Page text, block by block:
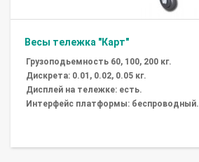
Весы тележка "Карт"
Грузоподьемность 60, 100, 200 кг.
Дискрета: 0.01, 0.02, 0.05 кг.
Дисплей на тележке: есть.
Интерфейс платформы: беспроводный.